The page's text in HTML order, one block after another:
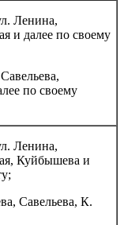
Ленина,
и далее по своему
по своему
Ленина,
Куйбышева и
Савельева, К.